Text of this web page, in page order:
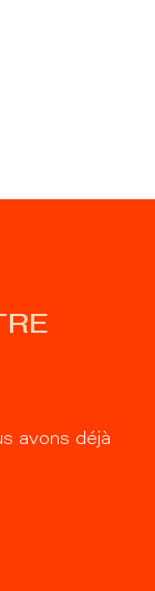
avons déjà